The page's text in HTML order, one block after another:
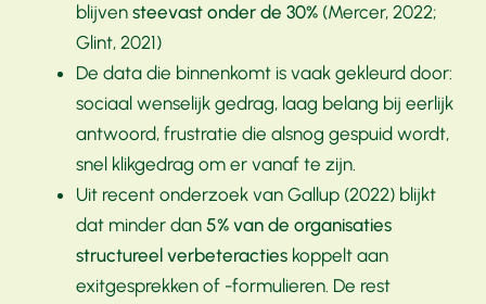
blijven steevast onder de 30% (Mercer, 2022;
Glint, 2021)
De data die binnenkomt is vaak gekleurd door:
sociaal wenselijk gedrag, laag belang bij eerlijk
antwoord, frustratie die alsnog gespuid wordt,
snel klikgedrag om er vanaf te zijn.
Uit recent onderzoek van Gallup (2022) blijkt
dat minder dan 5% van de organisaties
structureel verbeteracties koppelt aan
exitgesprekken of -formulieren. De rest